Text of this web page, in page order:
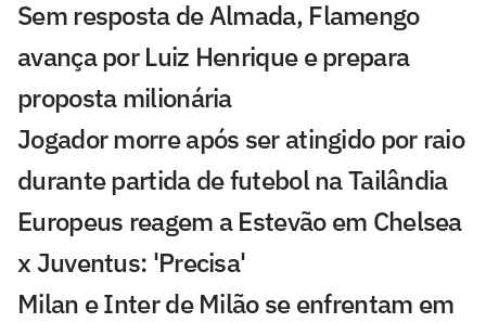
Sem resposta de Almada, Flamengo
avança por Luiz Henrique e prepara
proposta milionária
Jogador morre após ser atingido por raio
durante partida de futebol na Tailândia
Europeus reagem a Estevão em Chelsea
x Juventus: 'Precisa'
Milan e Inter de Milão se enfrentam em